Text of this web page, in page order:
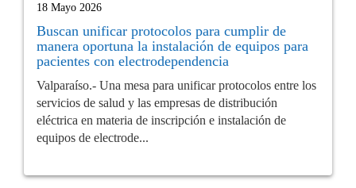
18 Mayo 2026
Buscan unificar protocolos para cumplir de
manera oportuna la instalación de equipos para
pacientes con electrodependencia
Valparaíso.- Una mesa para unificar protocolos entre los
servicios de salud y las empresas de distribución
eléctrica en materia de inscripción e instalación de
equipos de electrode...